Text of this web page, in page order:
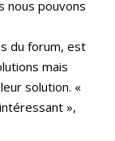
nous pouvons
du forum, est
mais
solution. «
»,